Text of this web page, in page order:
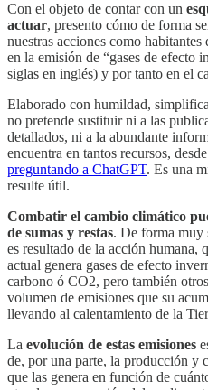
Con el objeto de contar con un
actuar, presento cómo de forma
nuestras acciones como
en la emisión de “gases de efecto
siglas en inglés) y por tanto en el
Elaborado con humildad,
no pretende sustituir ni a las
detallados, ni a la abundante
encuentra en tantos recursos, desde
preguntando a ChatGPT. Es una
resulte útil.
Combatir el cambio climático
de sumas y restas. De forma muy
es resultado de la acción humana,
actual genera gases de efecto
carbono ó CO2, pero también
volumen de emisiones que su
llevando al calentamiento de la
La evolución de estas emisiones
de, por una parte, la producción y
que las genera en función de